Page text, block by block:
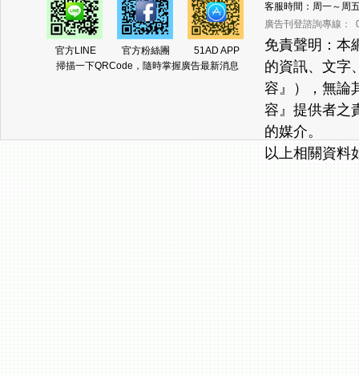
官方LINE 官方粉絲團
51AD APP
掃描一下QRCode，隨時掌握廣告最新消息
客服時間：周一～周
廣告刊登諮詢專線
免責聲明：本
的資訊、文字
容』），無論
容』提供者之
的媒介。
以上相關資料